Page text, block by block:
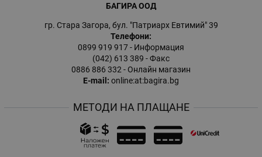
БАГИРА ООД
гр. Стара Загора, бул. "Патриарх Евтимий" 39
Телефони:
0899 919 917- Информация
(042) 613 389 - Факс
0886 886 332 - Онлайн магазин
E-mail: online:at:bagira.bg
МЕТОДИ НА ПЛАЩАНЕ